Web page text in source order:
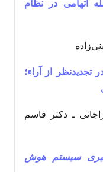
اتهامی در نظام
تجدیدنظر از آراء؛
ـ دکتر قاسم
سیستم هوش